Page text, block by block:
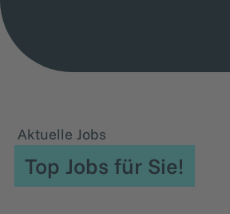
Aktuelle Jobs
Top Jobs für Sie!